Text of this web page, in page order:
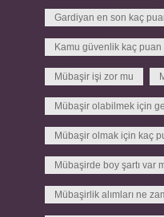
Gardiyan en son kaç
Kamu güvenlik kaç puan
Mübaşir işi zor mu
Mübaşir olabilmek için
Mübaşir olmak için kaç
Mübaşirde boy şartı var
Mübaşirlik alımları ne